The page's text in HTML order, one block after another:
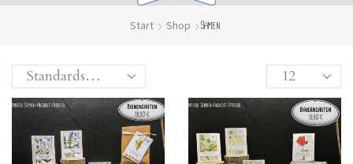
Start Shop Samen
Products
per
page